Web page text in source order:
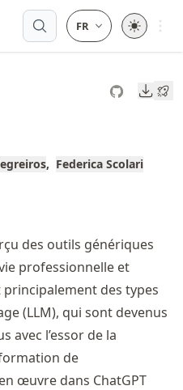
Open
Federica Scolari
des outils génériques
professionnelle et
des types
(LLM), qui sont devenus
avec l’essor de la
de
œuvre dans ChatGPT